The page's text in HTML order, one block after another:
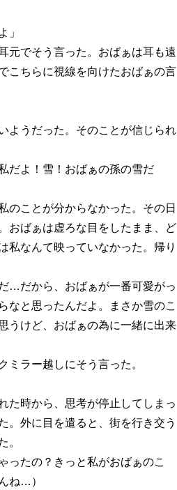
」
元でそう言った。おばぁは耳も遠
こちらに視線を向けたおばぁの言
ようだった。そのことが信じられ
よ！雪！おばぁの孫の雪だ
ことが分からなかった。その日
おばぁは虚ろな目をしたまま、ど
私なんて映っていなかった。帰り
…だから、おばぁが一番可愛がっ
なと思ったんだよ。まさか雪のこ
うけど、おばぁの為に一緒に出来
ラー越しにそう言った。
時から、思考が停止してしまっ
。外に目を遣ると、街を行き交う
。
たの？きっと私がおばぁのこ
ね…）